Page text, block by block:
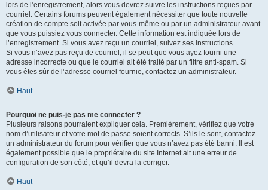
lors de l’enregistrement, alors vous devrez suivre les instructions reçues par
courriel. Certains forums peuvent également nécessiter que toute nouvelle
création de compte soit activée par vous-même ou par un administrateur avant
que vous puissiez vous connecter. Cette information est indiquée lors de
l’enregistrement. Si vous avez reçu un courriel, suivez ses instructions.
Si vous n’avez pas reçu de courriel, il se peut que vous ayez fourni une
adresse incorrecte ou que le courriel ait été traité par un filtre anti-spam. Si
vous êtes sûr de l’adresse courriel fournie, contactez un administrateur.
Haut
Pourquoi ne puis-je pas me connecter ?
Plusieurs raisons pourraient expliquer cela. Premièrement, vérifiez que votre
nom d’utilisateur et votre mot de passe soient corrects. S’ils le sont, contactez
un administrateur du forum pour vérifier que vous n’avez pas été banni. Il est
également possible que le propriétaire du site Internet ait une erreur de
configuration de son côté, et qu’il devra la corriger.
Haut